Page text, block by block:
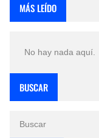
MÁS LEÍDO
No hay nada aquí.
BUSCAR